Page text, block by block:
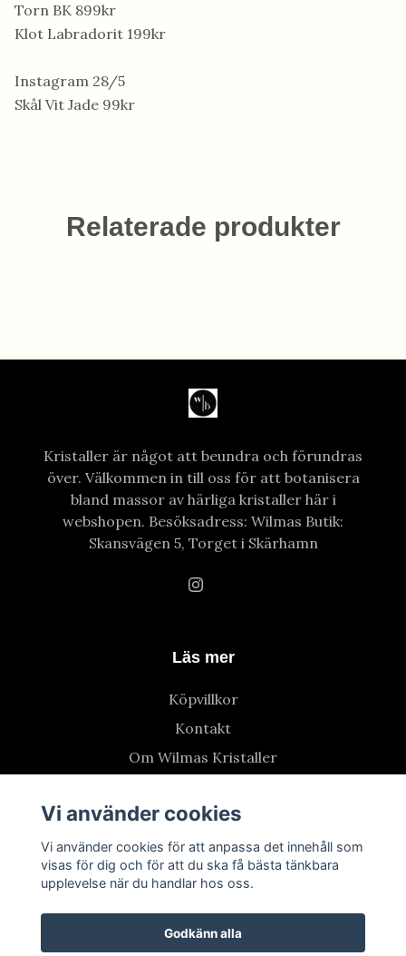
Torn BK 899kr
Klot Labradorit 199kr
Instagram 28/5
Skål Vit Jade 99kr
Relaterade produkter
Kristaller är något att beundra och förundras
över. Välkommen in till oss för att botanisera
bland massor av härliga kristaller här i
webshopen. Besöksadress: Wilmas Butik:
Skansvägen 5, Torget i Skärhamn
Läs mer
Köpvillkor
Kontakt
Om Wilmas Kristaller
Vi använder cookies
Vi använder cookies för att anpassa det innehåll som
visas för dig och för att du ska få bästa tänkbara
upplevelse när du handlar hos oss.
Godkänn alla